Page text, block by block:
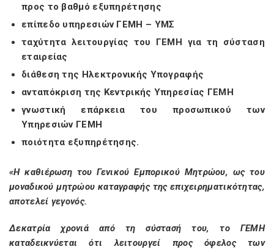
προς το βαθμό εξυπηρέτησης
επίπεδο υπηρεσιών ΓΕΜΗ – ΥΜΣ
ταχύτητα λειτουργίας του ΓΕΜΗ για τη σύσταση
εταιρείας
διάθεση της Ηλεκτρονικής Υπογραφής
ανταπόκριση της Κεντρικής Υπηρεσίας ΓΕΜΗ
γνωστική επάρκεια του προσωπικού των
Υπηρεσιών ΓΕΜΗ
ποιότητα εξυπηρέτησης.
«Η καθιέρωση του Γενικού Εμπορικού Μητρώου, ως του
μοναδικού μητρώου καταγραφής της επιχειρηματικότητας,
αποτελεί γεγονός.
Δεκατρία χρονιά από τη σύστασή του, το ΓΕΜΗ
καταδεικνύεται ότι λειτουργεί προς όφελος των